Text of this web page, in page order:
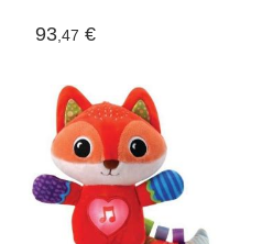
de Transport (Blanc)
93,47 €